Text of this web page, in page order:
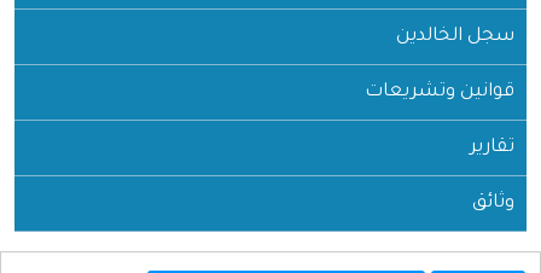
سجل الخالدين
قوانين وتشريعات
تقارير
وثائق